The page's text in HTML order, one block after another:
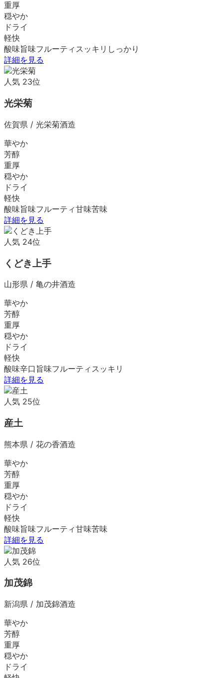
重厚
穏やか
ドライ
軽快
酸味旨味フルーティ スッキリ しっかり
詳細を見る
人気 23位
光栄菊
佐賀県 / 光栄菊酒造
華やか
芳醇
重厚
穏やか
ドライ
軽快
酸味旨味フルーティ甘味苦味
詳細を見る
人気 24位
くどき上手
山形県 / 亀の井酒造
華やか
芳醇
重厚
穏やか
ドライ
軽快
酸味辛口 旨味フルーティ スッキリ
詳細を見る
人気 25位
産土
熊本県 / 花の香酒造
華やか
芳醇
重厚
穏やか
ドライ
軽快
酸味旨味フルーティ甘味苦味
詳細を見る
人気 26位
加茂錦
新潟県 / 加茂錦酒造
華やか
芳醇
重厚
穏やか
ドライ